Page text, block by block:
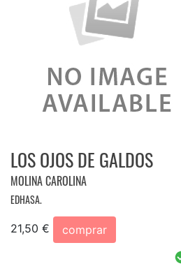
LOS OJOS DE GALDOS
MOLINA CAROLINA
EDHASA.
21,50 €
comprar